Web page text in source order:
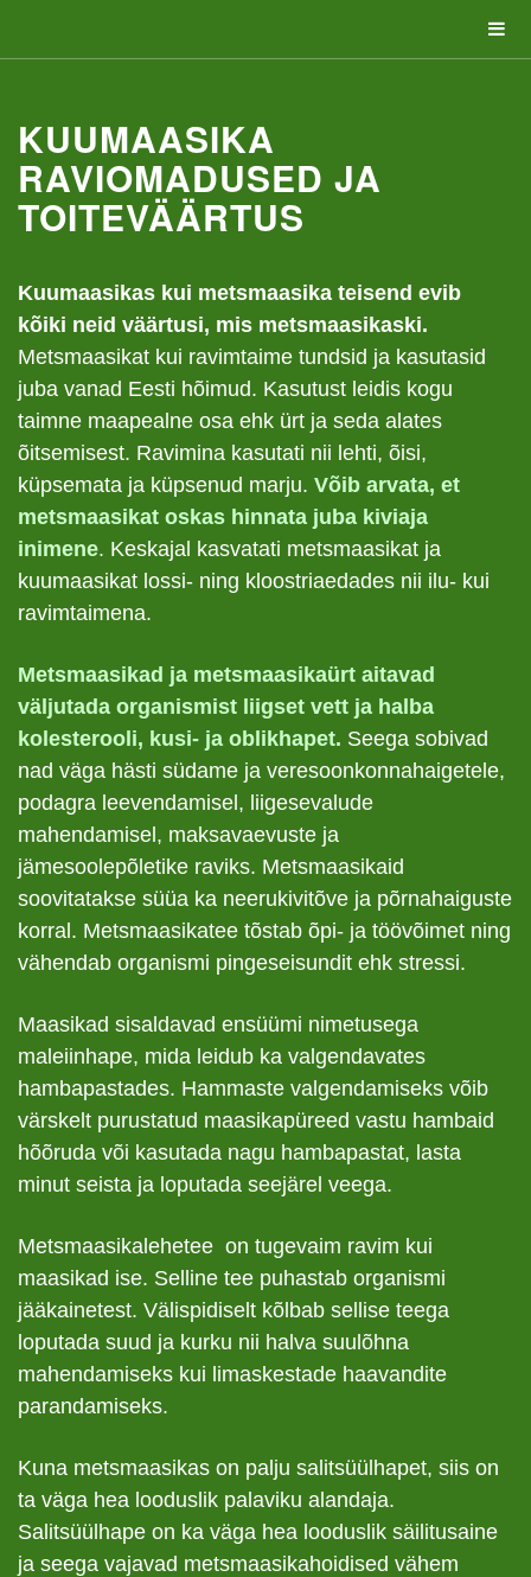
KUUMAASIKA
RAVIOMADUSED JA
TOITEVÄÄRTUS
Kuumaasikas kui metsmaasika teisend evib
kõiki neid väärtusi, mis metsmaasikaski.
Metsmaasikat kui ravimtaime tundsid ja kasutasid
juba vanad Eesti hõimud. Kasutust leidis kogu
taimne maapealne osa ehk ürt ja seda alates
õitsemisest. Ravimina kasutati nii lehti, õisi,
küpsemata ja küpsenud marju. Võib arvata, et
metsmaasikat oskas hinnata juba kiviaja
inimene. Keskajal kasvatati metsmaasikat ja
kuumaasikat lossi- ning kloostriaedades nii ilu- kui
ravimtaimena.
Metsmaasikad ja metsmaasikaürt aitavad
väljutada organismist liigset vett ja halba
kolesterooli, kusi- ja oblikhapet. Seega sobivad
nad väga hästi südame ja veresoonkonnahaigetele,
podagra leevendamisel, liigesevalude
mahendamisel, maksavaevuste ja
jämesoolepõletike raviks. Metsmaasikaid
soovitatakse süüa ka neerukivitõve ja põrnahaiguste
korral. Metsmaasikatee tõstab õpi- ja töövõimet ning
vähendab organismi pingeseisundit ehk stressi.
Maasikad sisaldavad ensüümi nimetusega
maleiinhape, mida leidub ka valgendavates
hambapastades. Hammaste valgendamiseks võib
värskelt purustatud maasikapüreed vastu hambaid
hõõruda või kasutada nagu hambapastat, lasta
minut seista ja loputada seejärel veega.
Metsmaasikalehetee on tugevaim ravim kui
maasikad ise. Selline tee puhastab organismi
jääkainetest. Välispidiselt kõlbab sellise teega
loputada suud ja kurku nii halva suulõhna
mahendamiseks kui limaskestade haavandite
parandamiseks.
Kuna metsmaasikas on palju salitsüülhapet, siis on
ta väga hea looduslik palaviku alandaja.
Salitsüülhape on ka väga hea looduslik säilitusaine
ja seega vajavad metsmaasikahoidised vähem